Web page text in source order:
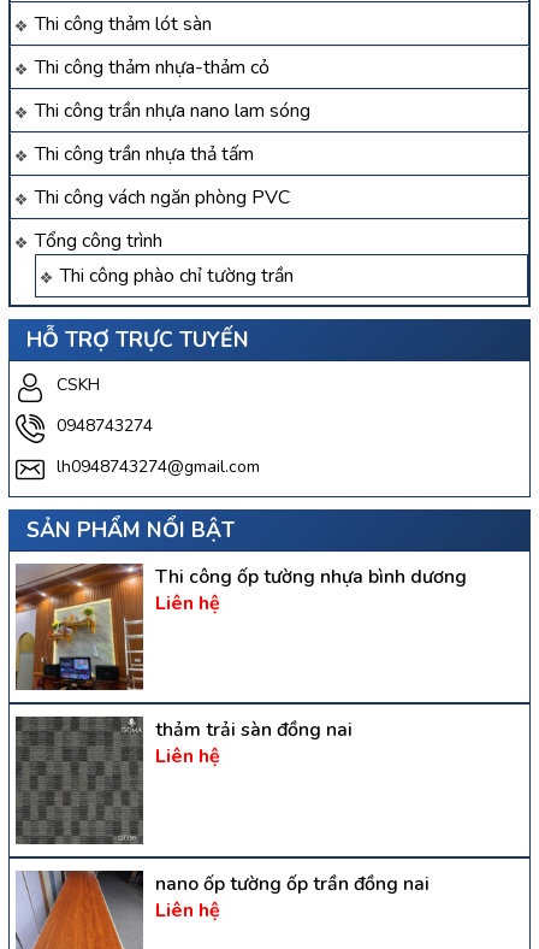
Thi công thảm lót sàn
Thi công thảm nhựa-thảm cỏ
Thi công trần nhựa nano lam sóng
Thi công trần nhựa thả tấm
Thi công vách ngăn phòng PVC
Tổng công trình
Thi công phào chỉ tường trần
HỖ TRỢ TRỰC TUYẾN
CSKH
0948743274
lh0948743274@gmail.com
SẢN PHẨM NỔI BẬT
Thi công ốp tường nhựa bình dương
Liên hệ
thảm trải sàn đồng nai
Liên hệ
nano ốp tường ốp trần đồng nai
Liên hệ